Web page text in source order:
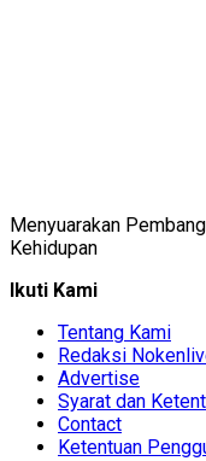
Menyuarakan
Kehidupan
Ikuti Kami
Tentang Kami
Redaksi
Advertise
Syarat dan
Contact
Ketentuan